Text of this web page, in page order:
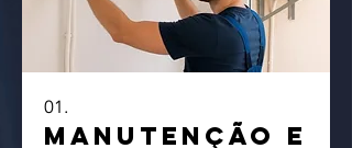
01.
Manutenção e